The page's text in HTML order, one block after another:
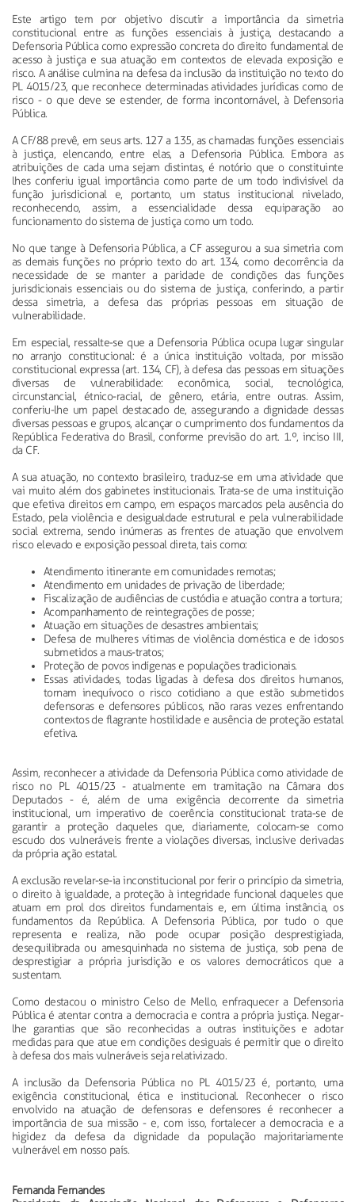
Este artigo tem por objetivo discutir a importância da simetria
constitucional entre as funções essenciais à justiça, destacando a
Defensoria Pública como expressão concreta do direito fundamental de
acesso à justiça e sua atuação em contextos de elevada exposição e
risco. A análise culmina na defesa da inclusão da instituição no texto do
PL 4015/23, que reconhece determinadas atividades jurídicas como de
risco - o que deve se estender, de forma incontornável, à Defensoria
Pública.
A CF/88 prevê, em seus arts. 127 a 135, as chamadas funções essenciais
à justiça, elencando, entre elas, a Defensoria Pública. Embora as
atribuições de cada uma sejam distintas, é notório que o constituinte
lhes conferiu igual importância como parte de um todo indivisível da
função jurisdicional e, portanto, um status institucional nivelado,
reconhecendo, assim, a essencialidade dessa equiparação ao
funcionamento do sistema de justiça como um todo.
No que tange à Defensoria Pública, a CF assegurou a sua simetria com
as demais funções no próprio texto do art. 134, como decorrência da
necessidade de se manter a paridade de condições das funções
jurisdicionais essenciais ou do sistema de justiça, conferindo, a partir
dessa simetria, a defesa das próprias pessoas em situação de
vulnerabilidade.
Em especial, ressalte-se que a Defensoria Pública ocupa lugar singular
no arranjo constitucional: é a única instituição voltada, por missão
constitucional expressa (art. 134, CF), à defesa das pessoas em situações
diversas de vulnerabilidade: econômica, social, tecnológica,
circunstancial, étnico-racial, de gênero, etária, entre outras. Assim,
conferiu-lhe um papel destacado de, assegurando a dignidade dessas
diversas pessoas e grupos, alcançar o cumprimento dos fundamentos da
República Federativa do Brasil, conforme previsão do art. 1.º, inciso III,
da CF.
A sua atuação, no contexto brasileiro, traduz-se em uma atividade que
vai muito além dos gabinetes institucionais. Trata-se de uma instituição
que efetiva direitos em campo, em espaços marcados pela ausência do
Estado, pela violência e desigualdade estrutural e pela vulnerabilidade
social extrema, sendo inúmeras as frentes de atuação que envolvem
risco elevado e exposição pessoal direta, tais como:
Atendimento itinerante em comunidades remotas;
Atendimento em unidades de privação de liberdade;
Fiscalização de audiências de custódia e atuação contra a tortura;
Acompanhamento de reintegrações de posse;
Atuação em situações de desastres ambientais;
Defesa de mulheres vítimas de violência doméstica e de idosos
submetidos a maus-tratos;
Proteção de povos indígenas e populações tradicionais.
Essas atividades, todas ligadas à defesa dos direitos humanos,
tornam inequívoco o risco cotidiano a que estão submetidos
defensoras e defensores públicos, não raras vezes enfrentando
contextos de flagrante hostilidade e ausência de proteção estatal
efetiva.
Assim, reconhecer a atividade da Defensoria Pública como atividade de
risco no PL 4015/23 - atualmente em tramitação na Câmara dos
Deputados - é, além de uma exigência decorrente da simetria
institucional, um imperativo de coerência constitucional: trata-se de
garantir a proteção daqueles que, diariamente, colocam-se como
escudo dos vulneráveis frente a violações diversas, inclusive derivadas
da própria ação estatal.
A exclusão revelar-se-ia inconstitucional por ferir o princípio da simetria,
o direito à igualdade, a proteção à integridade funcional daqueles que
atuam em prol dos direitos fundamentais e, em última instância, os
fundamentos da República. A Defensoria Pública, por tudo o que
representa e realiza, não pode ocupar posição desprestigiada,
desequilibrada ou amesquinhada no sistema de justiça, sob pena de
desprestigiar a própria jurisdição e os valores democráticos que a
sustentam.
Como destacou o ministro Celso de Mello, enfraquecer a Defensoria
Pública é atentar contra a democracia e contra a própria justiça. Negar-
lhe garantias que são reconhecidas a outras instituições e adotar
medidas para que atue em condições desiguais é permitir que o direito
à defesa dos mais vulneráveis seja relativizado.
A inclusão da Defensoria Pública no PL 4015/23 é, portanto, uma
exigência constitucional, ética e institucional. Reconhecer o risco
envolvido na atuação de defensoras e defensores é reconhecer a
importância de sua missão - e, com isso, fortalecer a democracia e a
higidez da defesa da dignidade da população majoritariamente
vulnerável em nosso país.
Fernanda Fernandes